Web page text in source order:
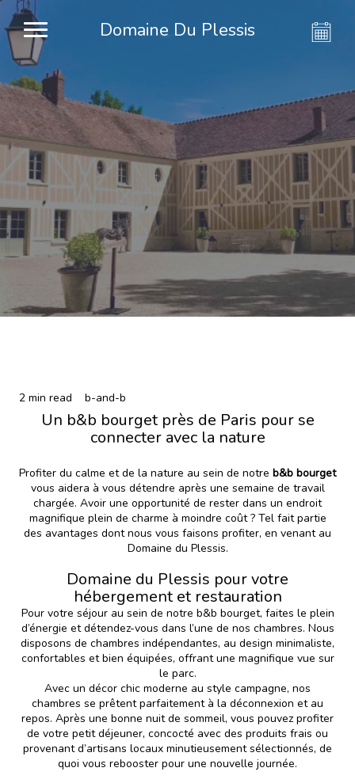
Domaine Du Plessis
2 min read b-and-b
Un b&b bourget près de Paris pour se
connecter avec la nature
Profiter du calme et de la nature au sein de notre b&b bourget
vous aidera à vous détendre après une semaine de travail
chargée. Avoir une opportunité de rester dans un endroit
magnifique plein de charme à moindre coût ? Tel fait partie
des avantages dont nous vous faisons profiter, en venant au
Domaine du Plessis.
Domaine du Plessis pour votre
hébergement et restauration
Pour votre séjour au sein de notre b&b bourget, faites le plein
d’énergie et détendez-vous dans l’une de nos chambres. Nous
disposons de chambres indépendantes, au design minimaliste,
confortables et bien équipées, offrant une magnifique vue sur
le parc.
Avec un décor chic moderne au style campagne, nos
chambres se prêtent parfaitement à la déconnexion et au
repos. Après une bonne nuit de sommeil, vous pouvez profiter
de votre petit déjeuner, concocté avec des produits frais ou
provenant d’artisans locaux minutieusement sélectionnés, de
quoi vous rebooster pour une nouvelle journée.